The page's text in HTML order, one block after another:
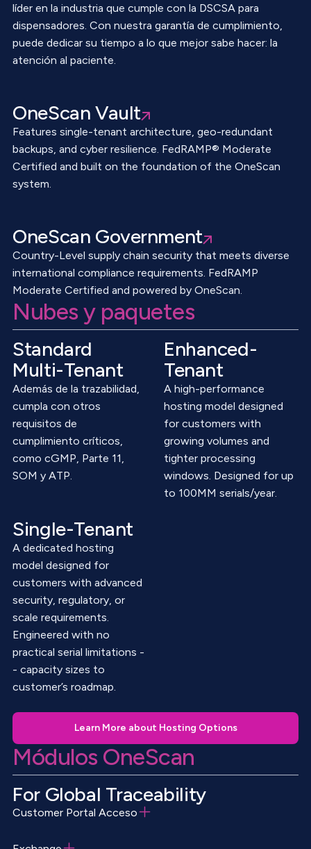
líder en la industria que cumple con la DSCSA para
dispensadores. Con nuestra garantía de cumplimiento,
puede dedicar su tiempo a lo que mejor sabe hacer: la
atención al paciente.
OneScan Vault
Features single-tenant architecture, geo-redundant
backups, and cyber resilience. FedRAMP® Moderate
Certified and built on the foundation of the OneScan
system.
OneScan Government
Country-Level supply chain security that meets diverse
international compliance requirements. FedRAMP
Moderate Certified and powered by OneScan.
Nubes y paquetes
Standard
Multi-Tenant
Además de la trazabilidad,
cumpla con otros
requisitos de
cumplimiento críticos,
como cGMP, Parte 11,
SOM y ATP.
Enhanced-
Tenant
A high-performance
hosting model designed
for customers with
growing volumes and
tighter processing
windows. Designed for up
to 100MM serials/year.
Single-Tenant
A dedicated hosting
model designed for
customers with advanced
security, regulatory, or
scale requirements.
Engineered with no
practical serial limitations -
- capacity sizes to
customer’s roadmap.
Learn More about Hosting Options
Módulos OneScan
For Global Traceability
Customer PortalAcceso